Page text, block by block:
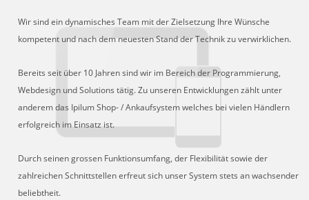
Schnittstelle für Preisvergleiche
DHL Retoure Online
Liveeditor
Wir sind ein dynamisches Team mit der Zielsetzung Ihre Wünsche
kompetent und nach dem neuesten Stand der Technik zu verwirklichen.
Bereits seit über 10 Jahren sind wir im Bereich der Programmierung,
Webdesign und Solutions tätig. Zu unseren Entwicklungen zählt unter
anderem das Ipilum Shop- / Ankaufsystem welches bei vielen Händlern
erfolgreich im Einsatz ist.
Durch seinen grossen Funktionsumfang, der Flexibilität sowie der
zahlreichen Schnittstellen erfreut sich unser System stets an wachsender
beliebtheit.